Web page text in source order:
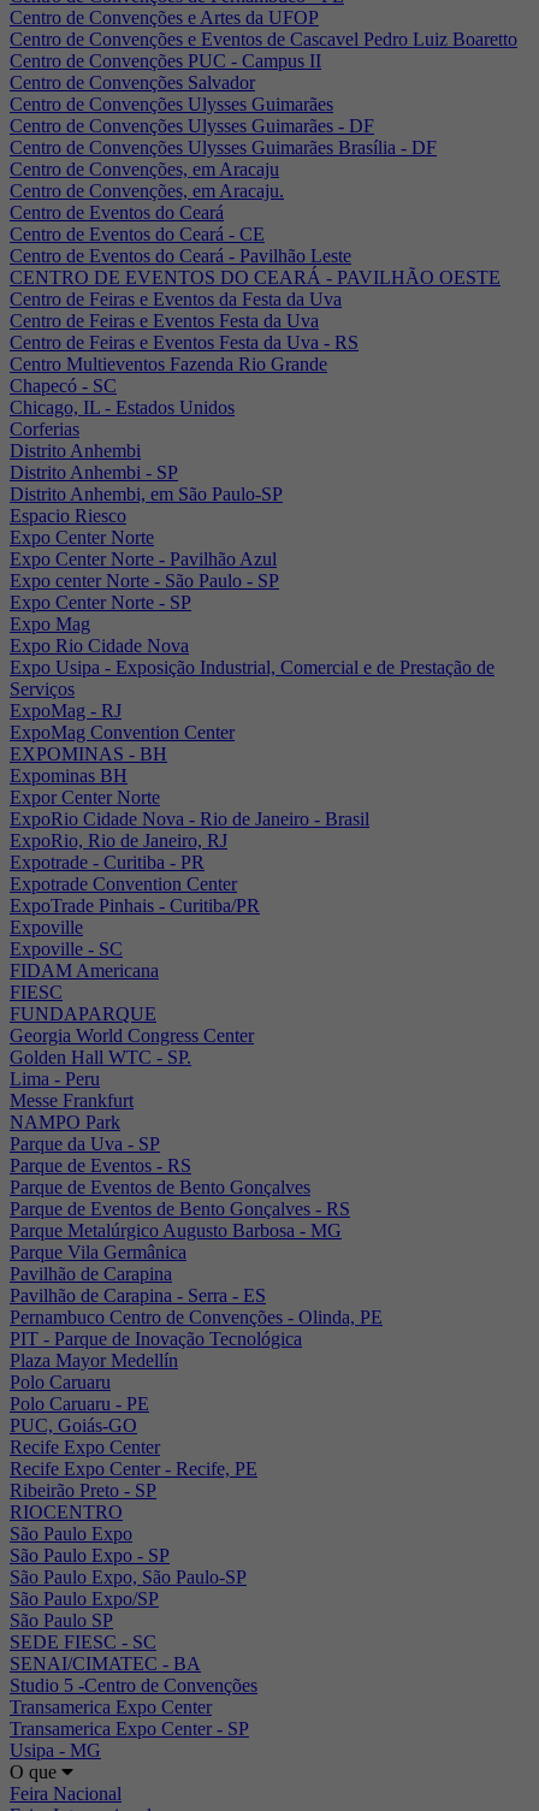
Centro de Convenções e Artes da UFOP
Centro de Convenções e Eventos de Cascavel Pedro Luiz Boaretto
Centro de Convenções PUC - Campus II
Centro de Convenções Salvador
Centro de Convenções Ulysses Guimarães
Centro de Convenções Ulysses Guimarães - DF
Centro de Convenções Ulysses Guimarães Brasília - DF
Centro de Convenções, em Aracaju
Centro de Convenções, em Aracaju.
Centro de Eventos do Ceará
Centro de Eventos do Ceará - CE
Centro de Eventos do Ceará - Pavilhão Leste
CENTRO DE EVENTOS DO CEARÁ - PAVILHÃO OESTE
Centro de Feiras e Eventos da Festa da Uva
Centro de Feiras e Eventos Festa da Uva
Centro de Feiras e Eventos Festa da Uva - RS
Centro Multieventos Fazenda Rio Grande
Chapecó - SC
Chicago, IL - Estados Unidos
Corferias
Distrito Anhembi
Distrito Anhembi - SP
Distrito Anhembi, em São Paulo-SP
Espacio Riesco
Expo Center Norte
Expo Center Norte - Pavilhão Azul
Expo center Norte - São Paulo - SP
Expo Center Norte - SP
Expo Mag
Expo Rio Cidade Nova
Expo Usipa - Exposição Industrial, Comercial e de Prestação de
Serviços
ExpoMag - RJ
ExpoMag Convention Center
EXPOMINAS - BH
Expominas BH
Expor Center Norte
ExpoRio Cidade Nova - Rio de Janeiro - Brasil
ExpoRio, Rio de Janeiro, RJ
Expotrade - Curitiba - PR
Expotrade Convention Center
ExpoTrade Pinhais - Curitiba/PR
Expoville
Expoville - SC
FIDAM Americana
FIESC
FUNDAPARQUE
Georgia World Congress Center
Golden Hall WTC - SP.
Lima - Peru
Messe Frankfurt
NAMPO Park
Parque da Uva - SP
Parque de Eventos - RS
Parque de Eventos de Bento Gonçalves
Parque de Eventos de Bento Gonçalves - RS
Parque Metalúrgico Augusto Barbosa - MG
Parque Vila Germânica
Pavilhão de Carapina
Pavilhão de Carapina - Serra - ES
Pernambuco Centro de Convenções - Olinda, PE
PIT - Parque de Inovação Tecnológica
Plaza Mayor Medellín
Polo Caruaru
Polo Caruaru - PE
PUC, Goiás-GO
Recife Expo Center
Recife Expo Center - Recife, PE
Ribeirão Preto - SP
RIOCENTRO
São Paulo Expo
São Paulo Expo - SP
São Paulo Expo, São Paulo-SP
São Paulo Expo/SP
São Paulo SP
SEDE FIESC - SC
SENAI/CIMATEC - BA
Studio 5 -Centro de Convenções
Transamerica Expo Center
Transamerica Expo Center - SP
Usipa - MG
O que
Feira Nacional